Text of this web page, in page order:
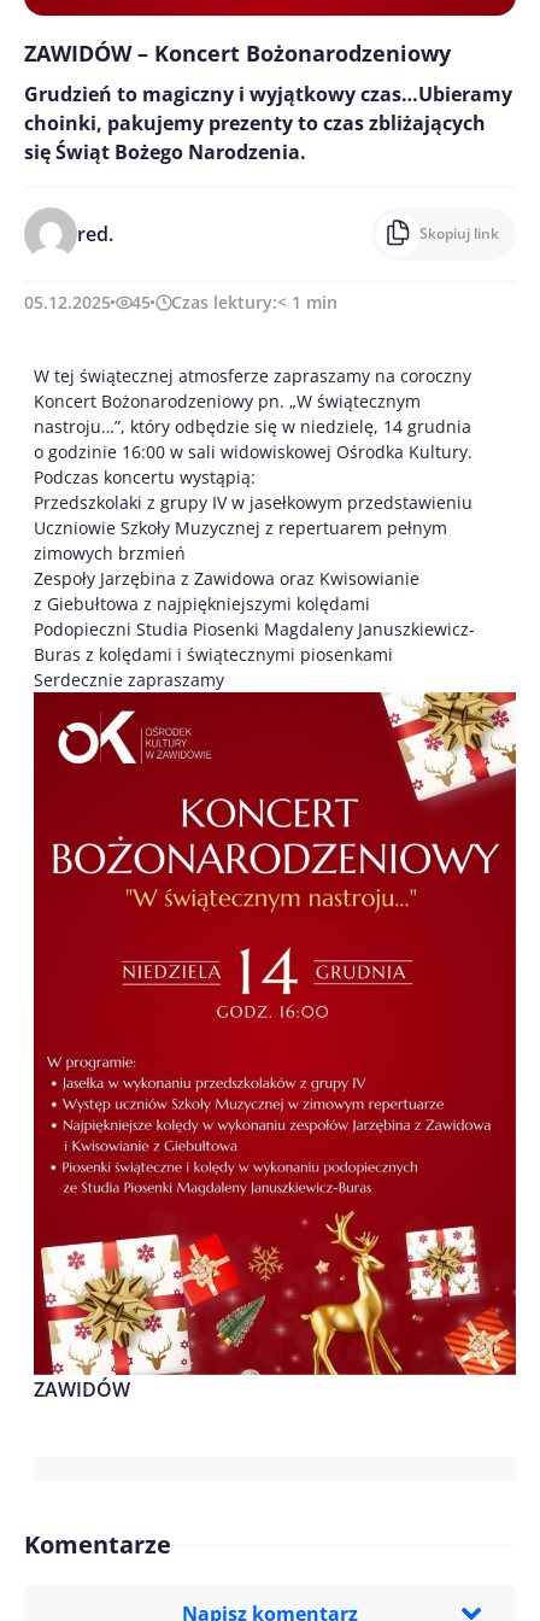
ZAWIDÓW – Koncert Bożonarodzeniowy
Grudzień to magiczny i wyjątkowy czas…Ubieramy
choinki, pakujemy prezenty to czas zbliżających
się Świąt Bożego Narodzenia.
red. Skopiuj link
05.12.2025 45 Czas lektury:< 1 min
W tej świątecznej atmosferze zapraszamy na coroczny
Koncert Bożonarodzeniowy pn. „W świątecznym
nastroju…”, który odbędzie się w niedzielę, 14 grudnia
o godzinie 16:00 w sali widowiskowej Ośrodka Kultury.
Podczas koncertu wystąpią:
Przedszkolaki z grupy IV w jasełkowym przedstawieniu
Uczniowie Szkoły Muzycznej z repertuarem pełnym
zimowych brzmień
Zespoły Jarzębina z Zawidowa oraz Kwisowianie
z Giebułtowa z najpiękniejszymi kolędami
Podopieczni Studia Piosenki Magdaleny Januszkiewicz-
Buras z kolędami i świątecznymi piosenkami
Serdecznie zapraszamy
ZAWIDÓW
Komentarze
Napisz komentarz